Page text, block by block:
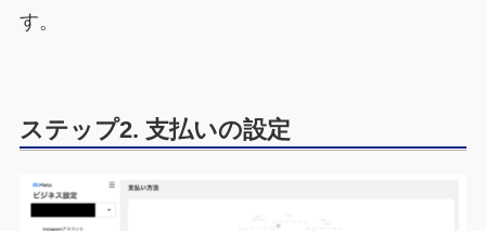
す。
ステップ2. 支払いの設定